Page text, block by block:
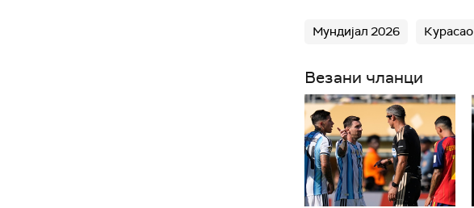
Мундијал 2026 Курасао
Везани чланци